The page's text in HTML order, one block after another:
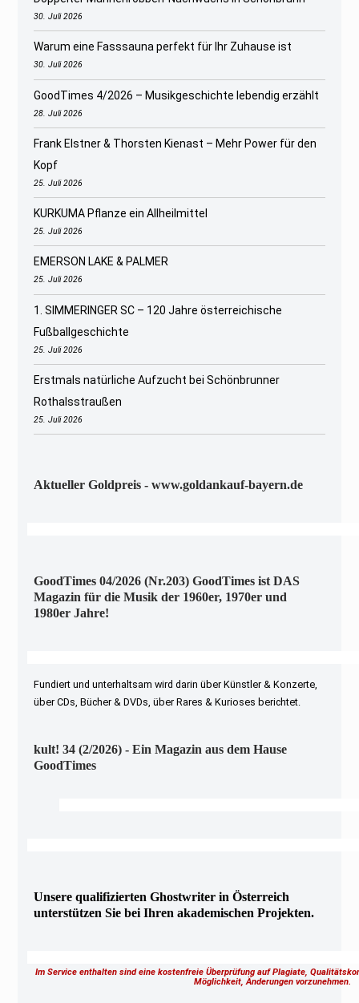
30. Juli 2026
Warum eine Fasssauna perfekt für Ihr Zuhause ist
30. Juli 2026
GoodTimes 4/2026 – Musikgeschichte lebendig erzählt
28. Juli 2026
Frank Elstner & Thorsten Kienast – Mehr Power für den
Kopf
25. Juli 2026
KURKUMA Pflanze ein Allheilmittel
25. Juli 2026
EMERSON LAKE & PALMER
25. Juli 2026
1. SIMMERINGER SC – 120 Jahre österreichische
Fußballgeschichte
25. Juli 2026
Erstmals natürliche Aufzucht bei Schönbrunner
Rothalsstraußen
25. Juli 2026
Aktueller Goldpreis - www.goldankauf-bayern.de
GoodTimes 04/2026 (Nr.203) GoodTimes ist DAS
Magazin für die Musik der 1960er, 1970er und
1980er Jahre!
Fundiert und unterhaltsam wird darin über Künstler & Konzerte,
über CDs, Bücher & DVDs, über Rares & Kurioses berichtet.
kult! 34 (2/2026) - Ein Magazin aus dem Hause
GoodTimes
Unsere qualifizierten Ghostwriter in Österreich
unterstützen Sie bei Ihren akademischen Projekten.
Im Service enthalten sind eine kostenfreie Überprüfung auf Plagiate,
Möglichkeit, Änderungen vorzunehmen.